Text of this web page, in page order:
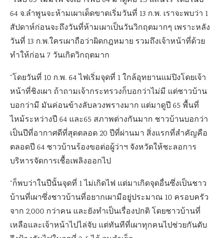
64 จ.ลำพูนจะห้ามเผาเด็ดขาดเริ่มวันที่ 13 ก.พ. เราจะพบว่า 1
สัปดาห์ก่อนจะถึงวันที่ห้ามเผาเป็นวันวิกฤตมากๆ เพราะหลัง
วันที่ 13 ก.พ.ใครเผาถือว่าผิดกฎหมาย รวมถึงเจ้าหน้าที่ด้วย
ทำให้ก่อน 7 วันเกิดวิกฤตมาก
“โดยวันที่ 10 ก.พ. 64 ไฟเริ่มจุดที่ 1 ใกล้อุทยานแม่ปิงโดยเจ้า
หน้าที่ชิงเผา ถ้าถามเจ้ากระทรวงก็บอกว่าไม่มี แต่ชาวบ้าน
บอกว่ามี มันค่อนข้างลับลวงพรางมาก แต่มาดูปี 65 พื้นที่
ไหม้ระหว่างปี 64 และ65 สภาพต่างกันมาก ชาวบ้านบอกว่า
เป็นปีที่อากาศดีที่สุดตลอด 20 ปีที่ผ่านมา สิ่งแรกที่สำคัญคือ
ตลอดปี 64 ชาวบ้านร้องขอต่อผู้ว่าฯ จังหวัดให้ชะลอการ
บริหารจัดการเชื้อเพลิงออกไป
“ก็พบว่าในปีนั้นจุดที่ 1 ไม่เกิดไฟ แต่มาเกิดจุดอื่นซึ่งเป็นชาว
บ้านที่เผาซึ่งชาวบ้านที่อยากเผามีอยู่ประมาณ 10 ครอบครัว
จาก 2,000 กว่าคน และยังทำเป็นเรื่องปกติ โดยชาวบ้านที่
เหลือและเจ้าหน้าไปไล่จับ แต่ทันทีที่เผาทุกคนไปช่วยกันดับ